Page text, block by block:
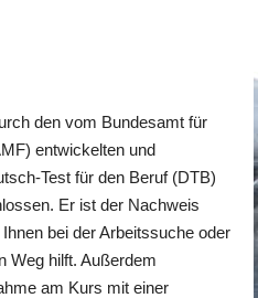
den vom Bundesamt für
entwickelten und
Test für den Beruf (DTB)
Er ist der Nachweis
bei der Arbeitssuche oder
Weg hilft. Außerdem
am Kurs mit einer